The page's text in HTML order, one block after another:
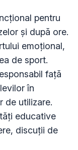
pentru
și după ore.
emoțional,
de sport.
față
în
de utilizare.
educative
discuții de